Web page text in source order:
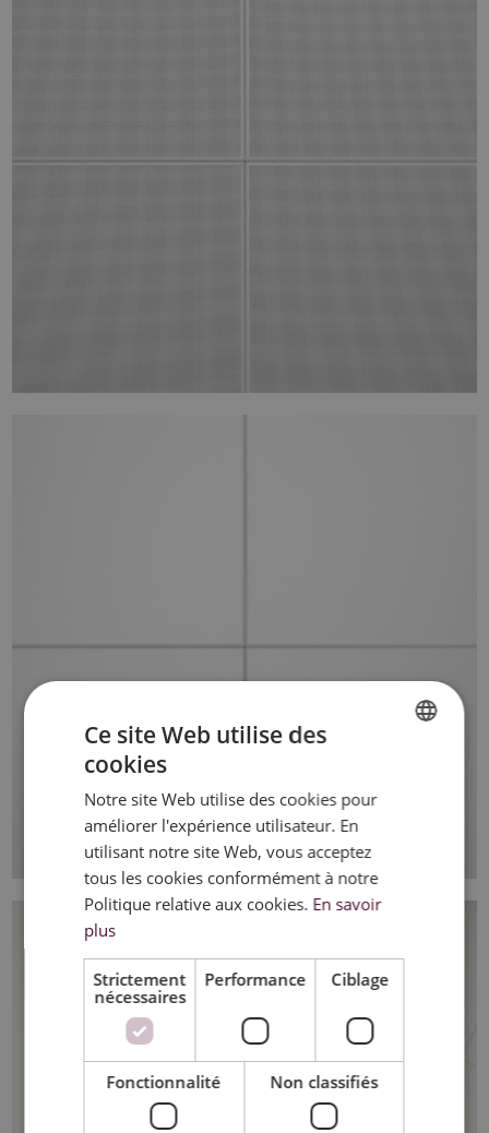
FRENCH
Ce site Web utilise des
cookies
Notre site Web utilise des cookies pour
améliorer l'expérience utilisateur. En
utilisant notre site Web, vous acceptez
tous les cookies conformément à notre
Politique relative aux cookies. En savoir
plus
Strictement
nécessaires
Performance Ciblage
Fonctionnalité Non classifiés